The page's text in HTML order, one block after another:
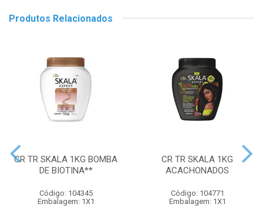
Produtos Relacionados
CR TR SKALA 1KG BOMBA
DE BIOTINA**
Código: 104345
Embalagem: 1X1
CR TR SKALA 1KG
ACACHONADOS
Código: 104771
Embalagem: 1X1